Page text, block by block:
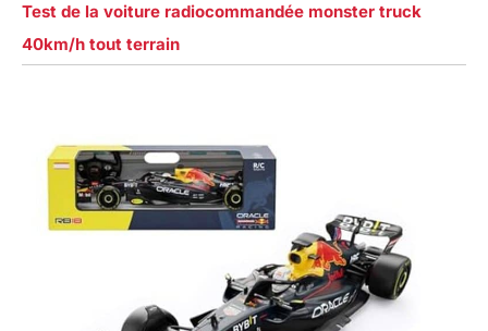
Test de la voiture radiocommandée monster truck
40km/h tout terrain